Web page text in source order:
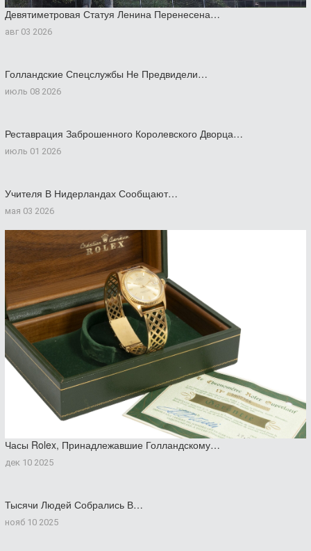
Девятиметровая Статуя Ленина Перенесена…
авг 03 2026
Голландские Спецслужбы Не Предвидели…
июль 08 2026
Реставрация Заброшенного Королевского Дворца…
июль 01 2026
Учителя В Нидерландах Сообщают…
мая 03 2026
Часы Rolex, Принадлежавшие Голландскому…
дек 10 2025
Тысячи Людей Собрались В…
нояб 10 2025